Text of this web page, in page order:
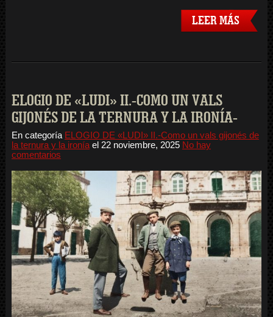
LEER MÁS
ELOGIO DE «LUDI» II.-COMO UN VALS
GIJONÉS DE LA TERNURA Y LA IRONÍA-
En categoría ELOGIO DE «LUDI» II.-Como un vals gijonés de
la ternura y la ironíael 22 noviembre, 2025 No hay
comentarios